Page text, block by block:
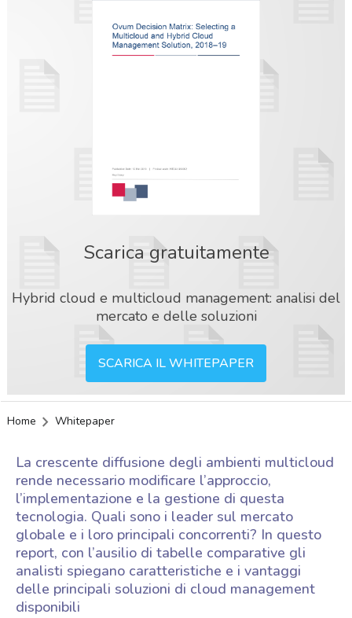
Scarica gratuitamente
Hybrid cloud e multicloud management: analisi del
mercato e delle soluzioni
SCARICA IL WHITEPAPER
Home Whitepaper
La crescente diffusione degli ambienti multicloud
rende necessario modificare l’approccio,
l’implementazione e la gestione di questa
tecnologia. Quali sono i leader sul mercato
globale e i loro principali concorrenti? In questo
report, con l’ausilio di tabelle comparative gli
analisti spiegano caratteristiche e i vantaggi
delle principali soluzioni di cloud management
disponibili